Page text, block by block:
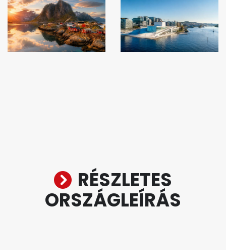
RÉSZLETES
ORSZÁGLEÍRÁS